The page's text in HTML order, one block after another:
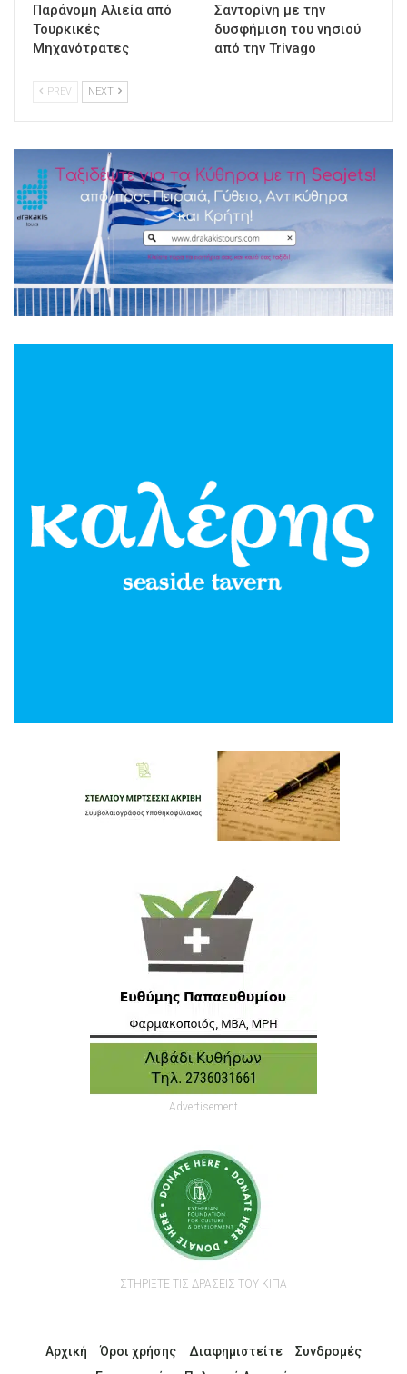
Παράνομη Αλιεία από
Τουρκικές
Μηχανότρατες
Σαντορίνη με την
δυσφήμιση του νησιού
από την Trivago
PREV NEXT
Advertisement
ΣΤΗΡΙΞΤΕ ΤΙΣ ΔΡΑΣΕΙΣ ΤΟΥ ΚΙΠΑ
Αρχική Όροι χρήσης Διαφημιστείτε
Συνδρομές